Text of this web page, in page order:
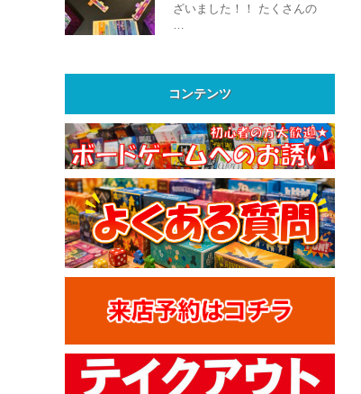
ざいました！！ たくさんの
コンテンツ